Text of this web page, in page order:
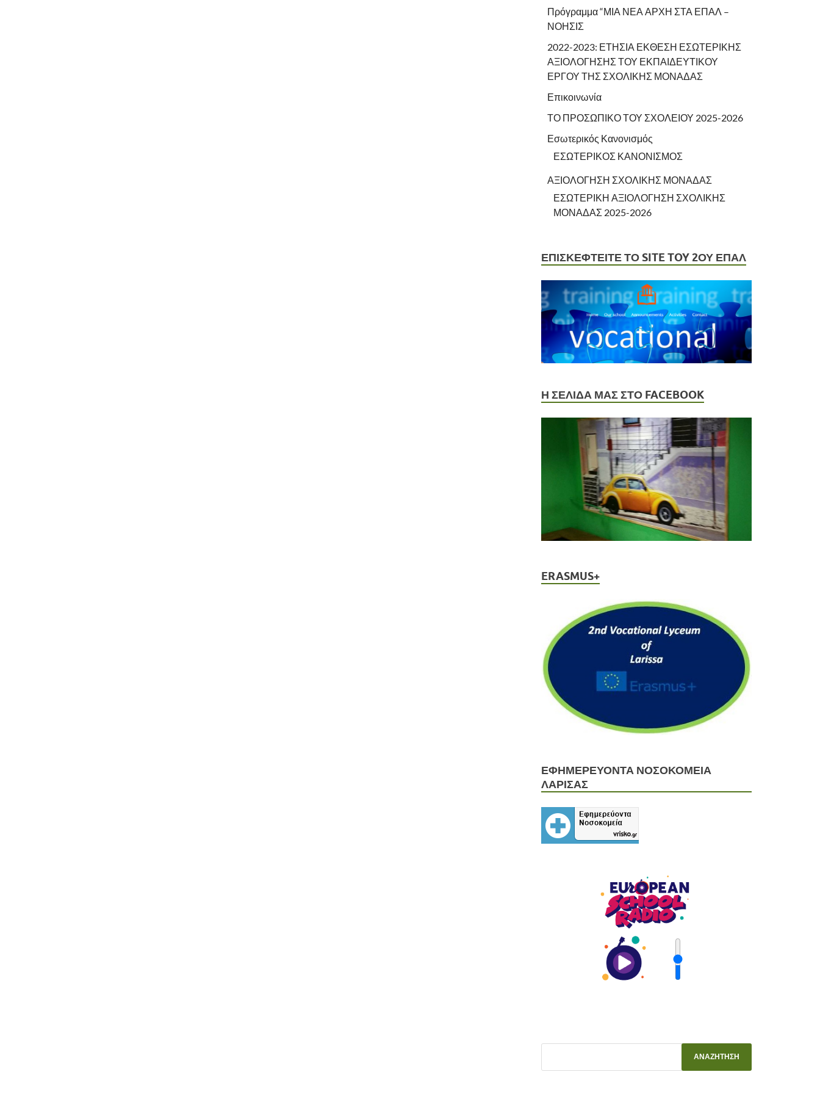
Πρόγραμμα “ΜΙΑ ΝΕΑ ΑΡΧΗ ΣΤΑ ΕΠΑΛ –
ΝΟΗΣΙΣ
2022-2023: ΕΤΗΣΙΑ ΕΚΘΕΣΗ ΕΣΩΤΕΡΙΚΗΣ
ΑΞΙΟΛΟΓΗΣΗΣ ΤΟΥ ΕΚΠΑΙΔΕΥΤΙΚΟΥ
ΕΡΓΟΥ ΤΗΣ ΣΧΟΛΙΚΗΣ ΜΟΝΑΔΑΣ
Επικοινωνία
ΤΟ ΠΡΟΣΩΠΙΚΟ ΤΟΥ ΣΧΟΛΕΙΟΥ 2025-2026
Εσωτερικός Κανονισμός
ΕΣΩΤΕΡΙΚΟΣ ΚΑΝΟΝΙΣΜΟΣ
ΑΞΙΟΛΟΓΗΣΗ ΣΧΟΛΙΚΗΣ ΜΟΝΑΔΑΣ
ΕΣΩΤΕΡΙΚΗ ΑΞΙΟΛΟΓΗΣΗ ΣΧΟΛΙΚΗΣ
ΜΟΝΑΔΑΣ 2025-2026
ΕΠΙΣΚΕΦΤΕΙΤΕ ΤΟ SITE TOY 2ΟΥ ΕΠΑΛ
Η ΣΕΛΙΔΑ ΜΑΣ ΣΤΟ FACEBOOK
ERASMUS+
ΕΦΗΜΕΡΕΥΟΝΤΑ ΝΟΣΟΚΟΜΕΙΑ
ΛΑΡΙΣΑΣ